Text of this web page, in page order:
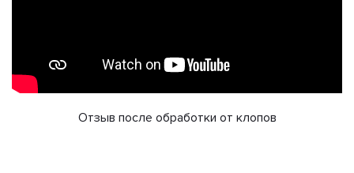
Отзыв после обработки от клопов